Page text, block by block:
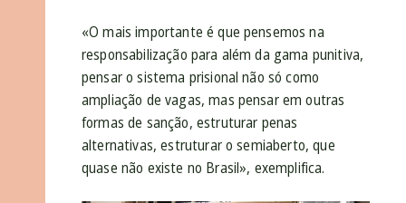
«O mais importante é que pensemos na
responsabilização para além da gama punitiva,
pensar o sistema prisional não só como
ampliação de vagas, mas pensar em outras
formas de sanção, estruturar penas
alternativas, estruturar o semiaberto, que
quase não existe no Brasil», exemplifica.